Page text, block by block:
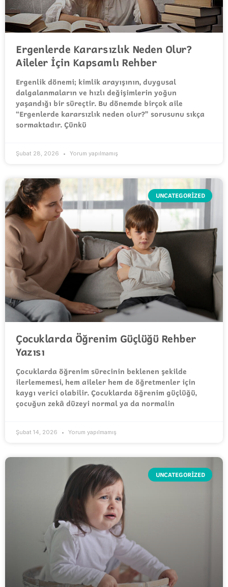
Ergenlerde Kararsızlık Neden Olur?
Aileler İçin Kapsamlı Rehber
Ergenlik dönemi; kimlik arayışının, duygusal
dalgalanmaların ve hızlı değişimlerin yoğun
yaşandığı bir süreçtir. Bu dönemde birçok aile
“Ergenlerde kararsızlık neden olur?” sorusunu sıkça
sormaktadır. Çünkü
Şubat 28, 2026 Yorum yapılmamış
UNCATEGORIZED
Çocuklarda Öğrenim Güçlüğü Rehber
Yazısı
Çocuklarda öğrenim sürecinin beklenen şekilde
ilerlememesi, hem aileler hem de öğretmenler için
kaygı verici olabilir. Çocuklarda öğrenim güçlüğü,
çocuğun zekâ düzeyi normal ya da normalin
Şubat 14, 2026 Yorum yapılmamış
UNCATEGORIZED